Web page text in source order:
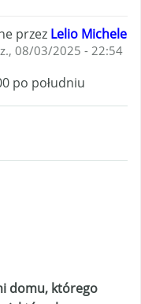
przez Lelio Michele
08/03/2025 - 22:54
po południu
domu, którego